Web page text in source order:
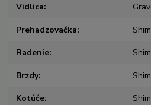
Vidlica
Prehadzovačka
Radenie
Brzdy
Kotúče